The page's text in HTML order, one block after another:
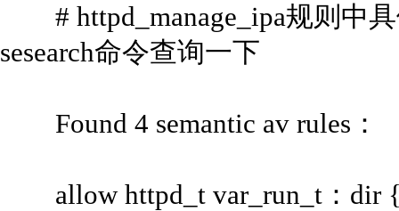
# httpd_manage_ipa规则中
sesearch命令查询一下
Found 4 semantic av rules：
allow httpd_t var_run_t：dir {